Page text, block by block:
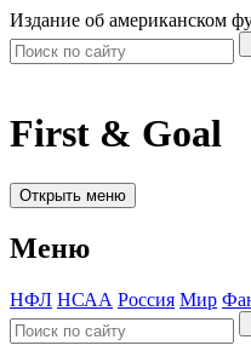
Издание об американском
First & Goal
Открыть меню
Меню
НФЛ НСАА Россия Мир